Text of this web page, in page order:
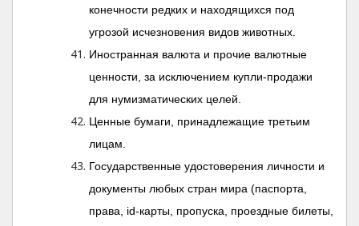
конечности редких и находящихся под
угрозой исчезновения видов животных.
Иностранная валюта и прочие валютные
ценности, за исключением купли-продажи
для нумизматических целей.
Ценные бумаги, принадлежащие третьим
лицам.
Государственные удостоверения личности и
документы любых стран мира (паспорта,
права, id-карты, пропуска, проездные билеты,